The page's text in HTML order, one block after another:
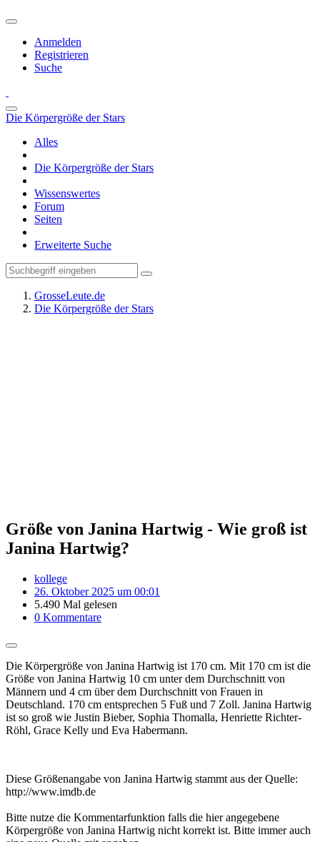
Anmelden
Registrieren
Suche
Die Körpergröße der Stars
Alles
Die Körpergröße der Stars
Wissenswertes
Forum
Seiten
Erweiterte Suche
GrosseLeute.de
Die Körpergröße der Stars
Größe von Janina Hartwig - Wie groß ist
Janina Hartwig?
kollege
26. Oktober 2025 um 00:01
5.490 Mal gelesen
0 Kommentare
Die Körpergröße von Janina Hartwig ist 170 cm. Mit 170 cm ist die
Größe von Janina Hartwig 10 cm unter dem Durchschnitt von
Männern und 4 cm über dem Durchschnitt von Frauen in
Deutschland. 170 cm entsprechen 5 Fuß und 7 Zoll. Janina Hartwig
ist so groß wie Justin Bieber, Sophia Thomalla, Henriette Richter-
Röhl, Grace Kelly und Eva Habermann.
Diese Größenangabe von Janina Hartwig stammt aus der Quelle:
http://www.imdb.de
Bitte nutze die Kommentarfunktion falls die hier angegebene
Körpergröße von Janina Hartwig nicht korrekt ist. Bitte immer auch